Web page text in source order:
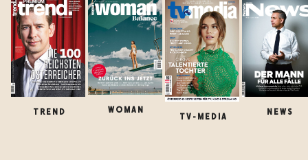
TREND WOMAN
TV-MEDIA
NEWS